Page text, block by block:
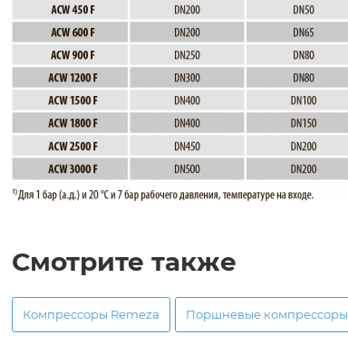
Смотрите также
Компрессоры Remeza Поршневые компрессоры